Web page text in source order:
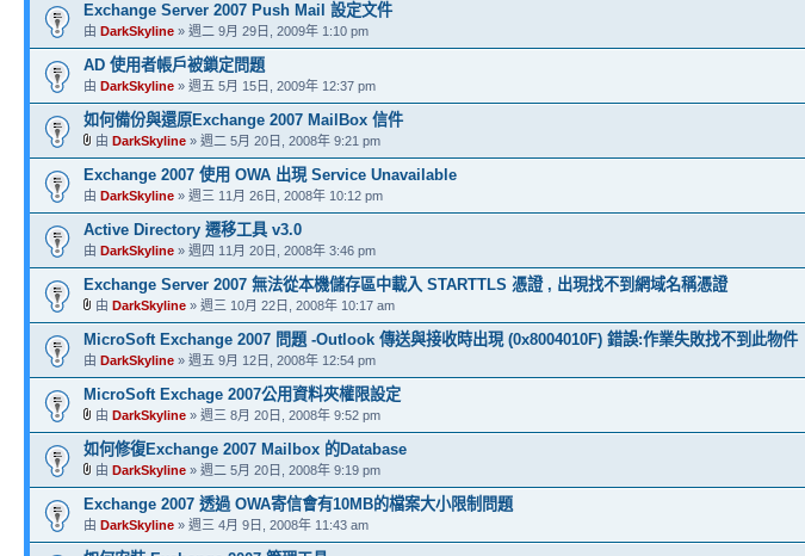
Exchange Server 2007 Push Mail 設定文件
由 DarkSkyline » 週二 9月 29日, 2009年 1:10 pm
AD 使用者帳戶被鎖定問題
由 DarkSkyline » 週五 5月 15日, 2009年 12:37 pm
如何備份與還原Exchange 2007 MailBox 信件
由 DarkSkyline » 週二 5月 20日, 2008年 9:21 pm
Exchange 2007 使用 OWA 出現 Service Unavailable
由 DarkSkyline » 週三 11月 26日, 2008年 10:12 pm
Active Directory 遷移工具 v3.0
由 DarkSkyline » 週四 11月 20日, 2008年 3:46 pm
Exchange Server 2007 無法從本機儲存區中載入 STARTTLS 憑證 , 出現找不到網域名稱憑證
由 DarkSkyline » 週三 10月 22日, 2008年 10:17 am
MicroSoft Exchange 2007 問題 -Outlook 傳送與接收時出現 (0x8004010F) 錯誤:作業失敗找不到此物件
由 DarkSkyline » 週五 9月 12日, 2008年 12:54 pm
MicroSoft Exchage 2007公用資料夾權限設定
由 DarkSkyline » 週三 8月 20日, 2008年 9:52 pm
如何修復Exchange 2007 Mailbox 的Database
由 DarkSkyline » 週二 5月 20日, 2008年 9:19 pm
Exchange 2007 透過 OWA寄信會有10MB的檔案大小限制問題
由 DarkSkyline » 週三 4月 9日, 2008年 11:43 am